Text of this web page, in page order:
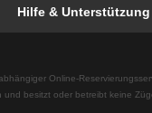
Züge von Lissabon nach
Online-
besitzt oder betreibt keine
Hilfe & Unterstützung